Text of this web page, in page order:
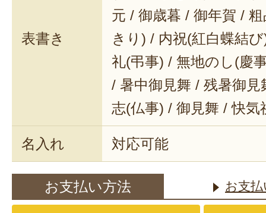
表書き
元 / 御歳暮 / 御年賀 /
きり) / 内祝(紅白蝶結
礼(弔事) / 無地のし(慶
/ 暑中御見舞 / 残暑御
志(仏事) / 御見舞 / 快気
名入れ 対応可能
お支払い方法 お支